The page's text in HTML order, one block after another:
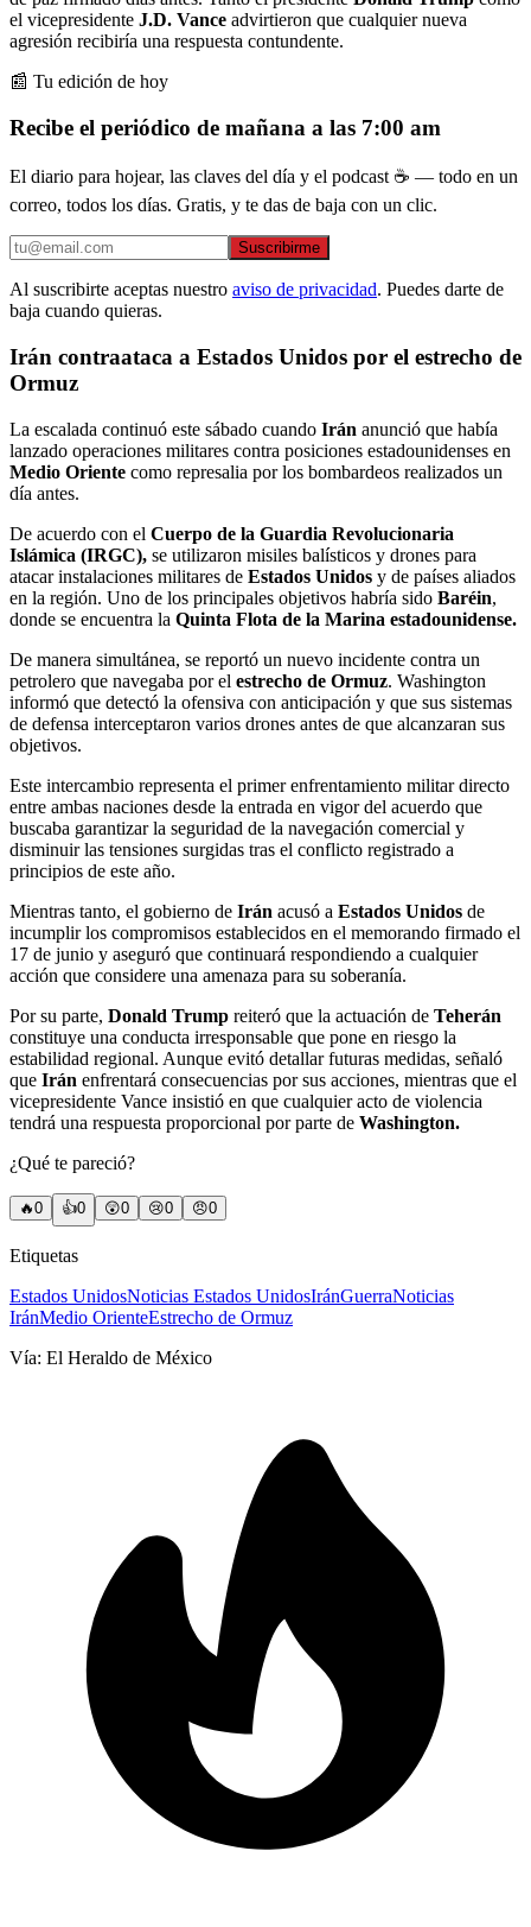
el vicepresidente J.D. Vance advirtieron que cualquier nueva
agresión recibiría una respuesta contundente.
📰 Tu edición de hoy
Recibe el periódico de mañana a las 7:00 am
El diario para hojear, las claves del día y el podcast ☕ — todo en un
correo, todos los días. Gratis, y te das de baja con un clic.
Suscribirme
Al suscribirte aceptas nuestro aviso de privacidad. Puedes darte de
baja cuando quieras.
Irán contraataca a Estados Unidos por el estrecho de
Ormuz
La escalada continuó este sábado cuando Irán anunció que había
lanzado operaciones militares contra posiciones estadounidenses en
Medio Oriente como represalia por los bombardeos realizados un
día antes.
De acuerdo con el Cuerpo de la Guardia Revolucionaria
Islámica (IRGC), se utilizaron misiles balísticos y drones para
atacar instalaciones militares de Estados Unidos y de países aliados
en la región. Uno de los principales objetivos habría sido Baréin,
donde se encuentra la Quinta Flota de la Marina estadounidense.
De manera simultánea, se reportó un nuevo incidente contra un
petrolero que navegaba por el estrecho de Ormuz. Washington
informó que detectó la ofensiva con anticipación y que sus sistemas
de defensa interceptaron varios drones antes de que alcanzaran sus
objetivos.
Este intercambio representa el primer enfrentamiento militar directo
entre ambas naciones desde la entrada en vigor del acuerdo que
buscaba garantizar la seguridad de la navegación comercial y
disminuir las tensiones surgidas tras el conflicto registrado a
principios de este año.
Mientras tanto, el gobierno de Irán acusó a Estados Unidos de
incumplir los compromisos establecidos en el memorando firmado el
17 de junio y aseguró que continuará respondiendo a cualquier
acción que considere una amenaza para su soberanía.
Por su parte, Donald Trump reiteró que la actuación de Teherán
constituye una conducta irresponsable que pone en riesgo la
estabilidad regional. Aunque evitó detallar futuras medidas, señaló
que Irán enfrentará consecuencias por sus acciones, mientras que el
vicepresidente Vance insistió en que cualquier acto de violencia
tendrá una respuesta proporcional por parte de Washington.
¿Qué te pareció?
🔥0 👍0 😲0 😢0 😠0
Etiquetas
Estados UnidosNoticias Estados UnidosIránGuerraNoticias
IránMedio OrienteEstrecho de Ormuz
Vía: El Heraldo de México